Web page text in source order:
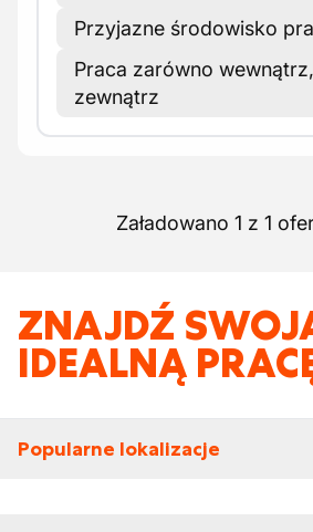
Przyjazne środowisko
Praca zarówno
zewnątrz
Załadowano 1 z 1
ZNAJDŹ
IDEALNĄ
Popularne lokalizacje